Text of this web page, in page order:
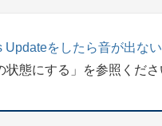
Updateをしたら音が出な
態にする」を参照くださ